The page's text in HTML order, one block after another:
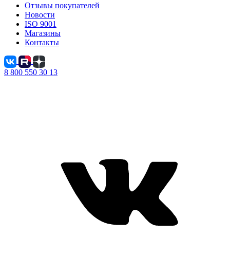
Отзывы покупателей
Новости
ISO 9001
Магазины
Контакты
8 800 550 30 13